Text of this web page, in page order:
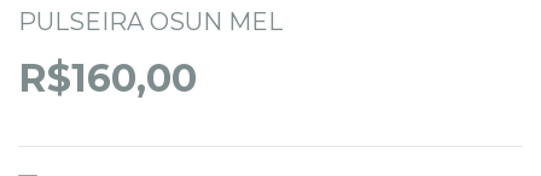
PULSEIRA OSUN MEL
R$160,00